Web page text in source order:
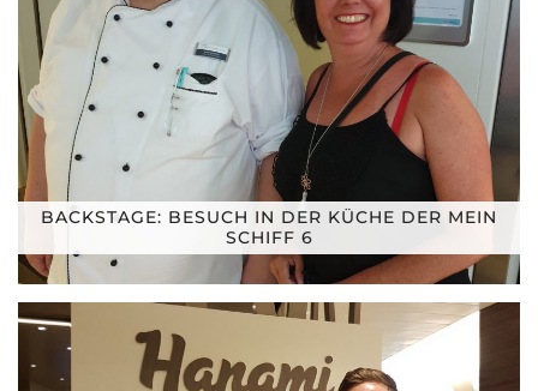
BACKSTAGE: BESUCH IN DER KÜCHE DER MEIN
SCHIFF 6